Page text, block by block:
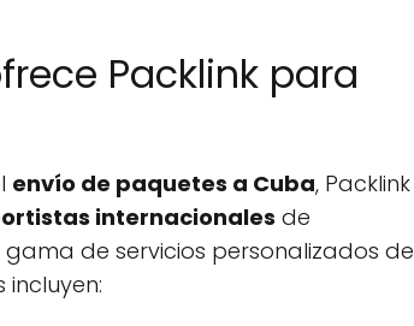
Packlink para
envío de paquetes a Cuba, Packlink
internacionales de
de servicios personalizados de
incluyen: